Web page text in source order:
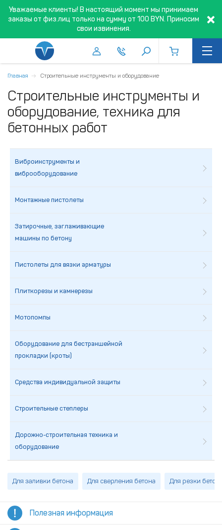
Уважаемые клиенты! В настоящий момент мы принимаем
заказы от физ.лиц только на сумму от 100 BYN. Приносим
свои извинения.
Главная Строительные инструменты и оборудование
Строительные инструменты и
оборудование, техника для
бетонных работ
Виброинструменты и
виброоборудование
Монтажные пистолеты
Затирочные, заглаживающие
машины по бетону
Пистолеты для вязки арматуры
Плиткорезы и камнерезы
Мотопомпы
Оборудование для бестраншейной
прокладки (кроты)
Средства индивидуальной защиты
Строительные степлеры
Дорожно-строительная техника и
оборудование
Для заливки бетона Для сверления бетона Для резки
Полезная информация